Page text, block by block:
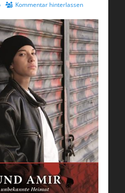
Kommentar hinterlassen